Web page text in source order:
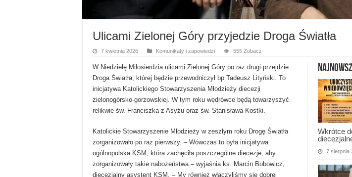
Ulicami Zielonej Góry przyjedzie Droga Światła
7 kwietnia 2026 Komunikaty i zapowiedzi 555 Zobacz
Wkrótce
7 sierpnia
W Niedzielę Miłosierdzia ulicami Zielonej Góry po raz drugi przejdzie
Droga Światła, której będzie przewodniczył bp Tadeusz Lityński. To
inicjatywa Katolickiego Stowarzyszenia Młodzieży diecezji
zielonogórsko-gorzowskiej. W tym roku wędrówce będą towarzyszyć
relikwie św. Franciszka z Asyżu oraz św. Stanisława Kostki.
Katolickie Stowarzyszenie Młodzieży w zeszłym roku Drogę Światła
zorganizowało po raz pierwszy. – Wówczas to była inicjatywa
ogólnopolska KSM, która zachęciła poszczególne diecezje, aby
zorganizowały takie nabożeństwa – wyjaśnia ks. Marcin Bobowicz,
diecezjalny asystent KSM. – My również włączyliśmy się dobrej